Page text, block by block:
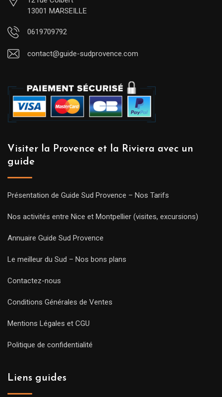
13001 MARSEILLE
0619709792
contact@guide-sudprovence.com
Visiter la Provence et la Riviera avec un
guide
Présentation de Guide Sud Provence – Nos Tarifs
Nos activités entre Nice et Montpellier (visites, excursions)
Annuaire Guide Sud Provence
Le meilleur du Sud – Nos bons plans
Contactez-nous
Conditions Générales de Ventes
Mentions Légales et CGU
Politique de confidentialité
Liens guides